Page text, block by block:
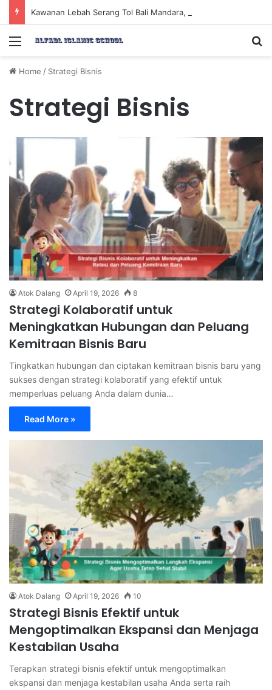
Menu
Home / Strategi Bisnis
Strategi Bisnis
Atok Dalang April 19, 2026 8
Strategi Kolaboratif untuk
Meningkatkan Hubungan dan Peluang
Kemitraan Bisnis Baru
Tingkatkan hubungan dan ciptakan kemitraan bisnis baru yang
sukses dengan strategi kolaboratif yang efektif untuk
memperluas peluang Anda dalam dunia…
Read More »
Atok Dalang April 19, 2026 10
Strategi Bisnis Efektif untuk
Mengoptimalkan Ekspansi dan Menjaga
Kestabilan Usaha
Terapkan strategi bisnis efektif untuk mengoptimalkan
ekspansi dan menjaga kestabilan usaha Anda serta raih